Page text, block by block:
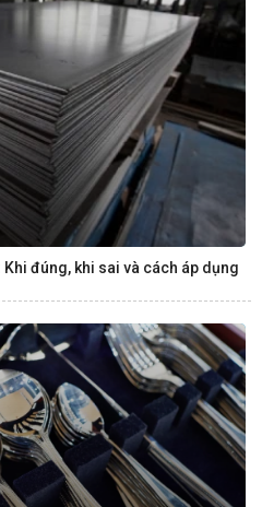
đúng, khi sai và cách áp dụng